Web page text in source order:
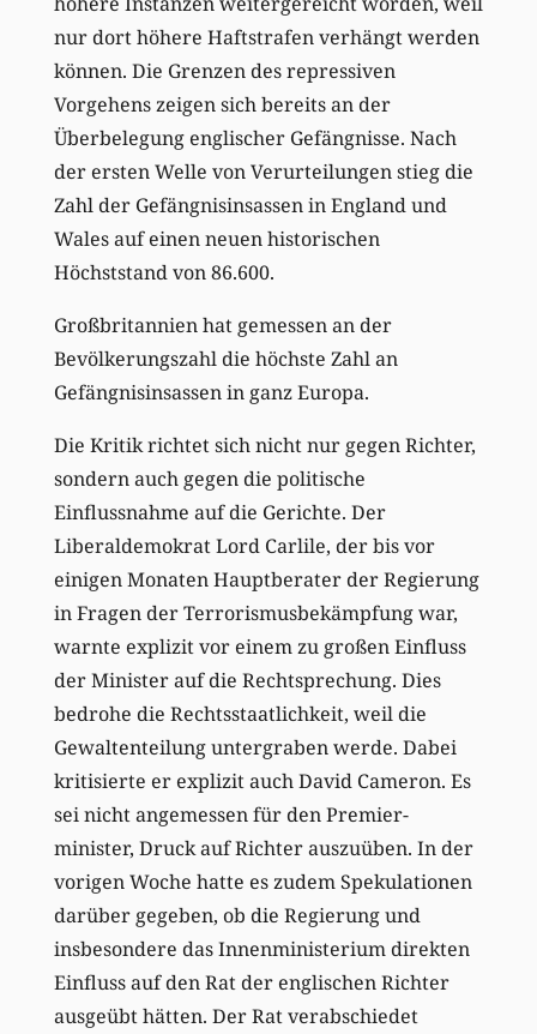
nur dort höhere Haftstrafen verhängt werden
können. Die Grenzen des repressiven
Vorgehens zeigen sich bereits an der
Überbelegung englischer Gefängnisse. Nach
der ersten Welle von Verurteilungen stieg die
Zahl der Gefängnisinsassen in England und
Wales auf einen neuen historischen
Höchststand von 86.600.
Großbritannien hat gemessen an der
Bevölkerungszahl die höchste Zahl an
Gefängnisinsassen in ganz Europa.
Die Kritik richtet sich nicht nur gegen Richter,
sondern auch gegen die politische
Einflussnahme auf die Gerichte. Der
Liberaldemokrat Lord Carlile, der bis vor
einigen Monaten Hauptberater der Regierung
in Fragen der Terrorismusbekämpfung war,
warnte explizit vor einem zu großen Einfluss
der Minister auf die Rechtsprechung. Dies
bedrohe die Rechtsstaatlichkeit, weil die
Gewaltenteilung untergraben werde. Dabei
kritisierte er explizit auch David Cameron. Es
sei nicht angemessen für den Premier-
minister, Druck auf Richter auszuüben. In der
vorigen Woche hatte es zudem Spekulationen
darüber gegeben, ob die Regierung und
insbesondere das Innenministerium direkten
Einfluss auf den Rat der englischen Richter
ausgeübt hätten. Der Rat verabschiedet